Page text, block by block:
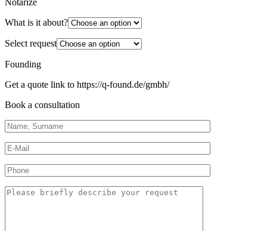
What is it about?
Select request
Founding
Get a quote link to https://q-found.de/gmbh/
Book a consultation